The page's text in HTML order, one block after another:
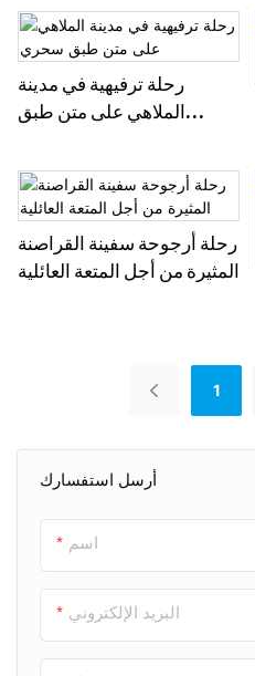
أرسل استفسارك
اسم
البريد الإلكتروني
الملاهي
رحلة ترفيهية في مدينة
الملاهي على متن طبق
رحلة أرجوحة سفينة القراصنة
المثيرة من أجل المتعة العائلية
1